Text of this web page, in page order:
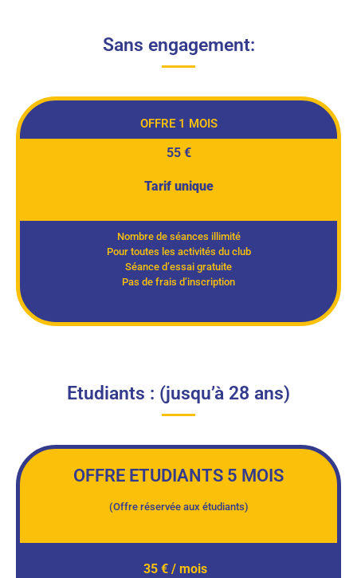
Sans engagement:
OFFRE 1 MOIS
55 €
Tarif unique
Nombre de séances illimité
Pour toutes les activités du club
Séance d’essai gratuite
Pas de frais d’inscription
Etudiants : (jusqu’à 28 ans)
OFFRE ETUDIANTS 5 MOIS
(Offre réservée aux étudiants)
35 € / mois